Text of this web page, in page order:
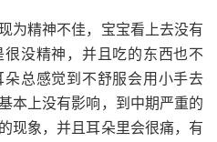
为精神不佳，宝宝看上去没有
没精神，并且吃的东西也不
总感觉到不舒服会用小手去
本上没有影响，到中期严重的
现象，并且耳朵里会很痛，有